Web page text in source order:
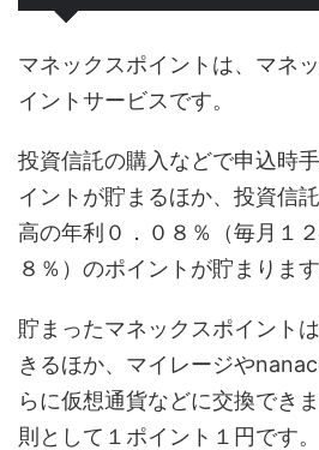
マネックスポイントは、マネ
イントサービスです。
投資信託の購入などで申込時
イントが貯まるほか、投資信
高の年利０．０８％（毎月１
８％）のポイントが貯まります
貯まったマネックスポイント
きるほか、マイレージや
らに仮想通貨などに交換でき
則として１ポイント１円です。